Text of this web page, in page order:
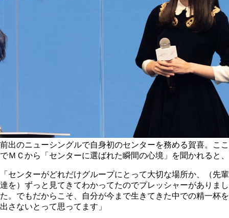
前出のニューシングルで自身初のセンターを務める賀喜。ここ
でＭＣから「センターに選ばれた瞬間の心境」を聞かれると、
「センターがどれだけグループにとって大切な場所か、（先輩
達を）ずっと見てきてわかってたのでプレッシャーがありまし
た。でもだからこそ、自分が今まで生きてきた中での精一杯を
出さないとって思ってます」